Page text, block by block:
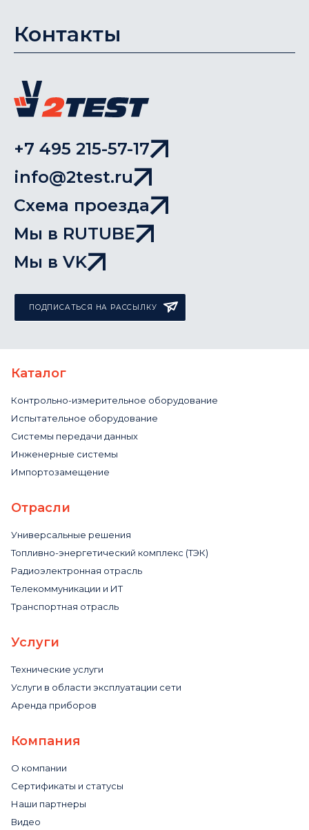
Контакты
+7 495 215-57-17
info@2test.ru
Схема проезда
Мы в RUTUBE
Мы в VK
ПОДПИСАТЬСЯ НА РАССЫЛКУ
Каталог
Контрольно-измерительное оборудование
Испытательное оборудование
Системы передачи данных
Инженерные системы
Импортозамещение
Отрасли
Универсальные решения
Топливно-энергетический комплекс (ТЭК)
Радиоэлектронная отрасль
Телекоммуникации и ИТ
Транспортная отрасль
Услуги
Технические услуги
Услуги в области эксплуатации сети
Аренда приборов
Компания
О компании
Сертификаты и статусы
Наши партнеры
Видео